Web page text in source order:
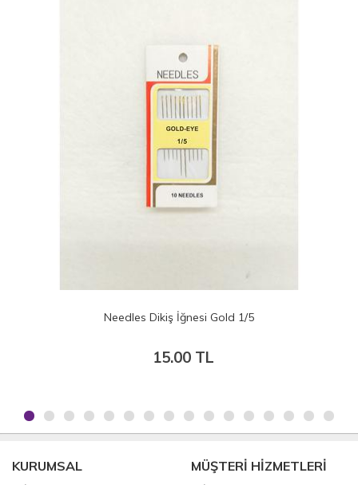
Sultan Takı iğnesi - Çelik İğne 20gr.
30.00 TL
KURUMSAL MÜŞTERİ HİZMETLERİ